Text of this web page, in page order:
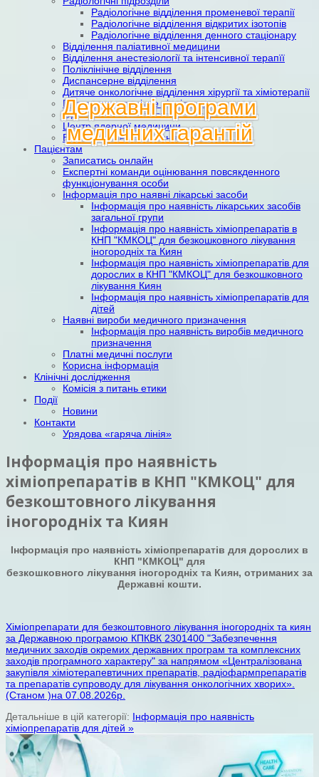
Радіологічне відділення променевої терапії
Радіологічне відділення відкритих ізотопів
Радіологічне відділення денного стаціонару
Відділення паліативної медицини
Відділення анестезіології та інтенсивної терапїї
Поліклінічне відділення
Диспансерне відділення
Дитяче онкологічне відділення хірургії та хіміотерапії
Патологоанатомічне відділення
Організаційно-методичний відділ
Центр ядерної медицини
Ендоскопічне відділення
Пацієнтам
Записатись онлайн
Експертні команди оцінювання повсякденного
функціонування особи
Інформація про наявні лікарські засоби
Інформація про наявність лікарських засобів
загальної групи
Інформація про наявність хіміопрепаратів в
КНП "КМКОЦ" для безкошковного лікування
іногородніх та Киян
Інформація про наявність хіміопрепаратів для
дорослих в КНП "КМКОЦ" для безкошковного
лікування Киян
Інформація про наявність хіміопрепаратів для
дітей
Наявні вироби медичного призначення
Інформація про наявність виробів медичного
призначення
Платні медичні послуги
Корисна інформація
Клінічні дослідження
Комісія з питань етики
Події
Новини
Контакти
Урядова «гаряча лінія»
Інформація про наявність
хіміопрепаратів в КНП "КМКОЦ" для
безкоштовного лікування
іногородніх та Киян
Інформація про наявність хіміопрепаратів для дорослих в
КНП "КМКОЦ" для
безкошковного лікування іногородніх та Киян, отриманих за
Державні кошти.
Хіміопрепарати для безкоштовного лікування іногородніх та киян
за Державною програмою КПКВК 2301400 "Забезпечення
медичних заходів окремих державних програм та комплексних
заходів програмного характеру" за напрямом «Централізована
закупівля хіміотерапевтичних препаратів, радіофармпрепаратів
та препаратів супроводу для лікування онкологічних хворих».
(Станом )на 07.08.2026р.
Детальніше в цій категорії: Інформація про наявність
хіміопрепаратів для дітей »
Державні програми
медичних гарантій